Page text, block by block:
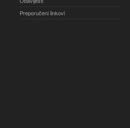
Preporučeni linkovi